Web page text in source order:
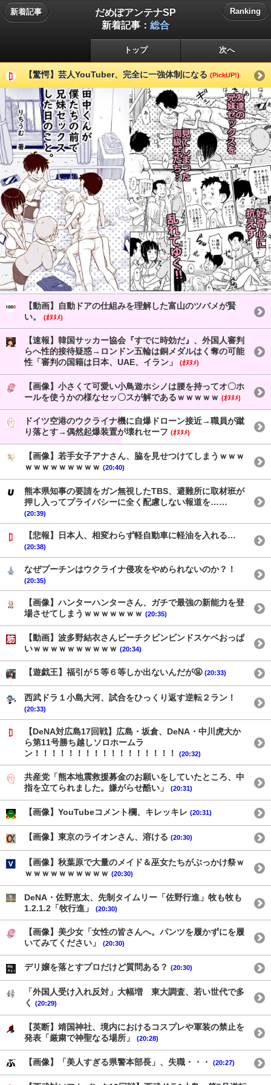
新着記事
だめぽアンテナSP
新着記事： 総合
Ranking
トップ 次へ
【驚愕】芸人YouTuber、完全に一強体制になる (PickUP!)
【動画】自動ドアの仕組みを理解した富山のツバメが賢
い。
(ｵﾇﾇﾒ)
【速報】韓国サッカー協会『すでに時効だ』、外国人審判
らへ性的接待疑惑→ロンドン五輪は銅メダルはく奪の可能
性「審判の国籍は日本、UAE、イラン」
(ｵﾇﾇﾒ)
【画像】小さくて可愛い小鳥遊ホシノは腰を持ってオ〇ホ
ールを使うかの様なセッ〇スが解であるｗｗｗｗｗ (ｵﾇﾇﾒ)
ドイツ空港のウクライナ機に自爆ドローン接近→職員が蹴
り落とす→偶然起爆装置が壊れセーフ (ｵﾇﾇﾒ)
【画像】若手女子アナさん、脇を見せつけてしまうｗｗｗ
ｗｗｗｗｗｗｗｗｗ (20:40)
熊本県知事の要請をガン無視したTBS、避難所に取材班が
押し入ってプライバシーに全く配慮しない報道を……
(20:39)
【悲報】日本人、相変わらず軽自動車に軽油を入れる…
(20:38)
なぜプーチンはウクライナ侵攻をやめられないのか？！
(20:35)
【画像】ハンターハンターさん、ガチで最強の新能力を登
場させてしまうｗｗｗｗｗｗｗ (20:35)
【動画】波多野結衣さんビーチクビンビンドスケベおっぱ
いｗｗｗｗｗｗｗｗｗｗ (20:34)
【遊戯王】福引が５等６等しか出ないんだが🤬 (20:33)
西武ドラ１小島大河、試合をひっくり返す逆転２ラン！
(20:33)
【DeNA対広島17回戦】広島・坂倉、DeNA・中川虎大か
ら第11号勝ち越しソロホームラ
ン！！！！！！！！！！！！！！！！！
(20:32)
共産党「熊本地震救援募金のお願いをしていたところ、中
指を立てられました。嫌がらせ酷い」
(20:31)
【画像】YouTubeコメント欄、キレッキレ (20:31)
【画像】東京のライオンさん、溶ける (20:30)
【画像】秋葉原で大量のメイド＆巫女たちがぶっかけ祭ｗ
ｗｗｗｗｗｗｗｗｗｗ (20:30)
DeNA・佐野恵太、先制タイムリー「佐野行進」牧も牧も
1.2.1.2「牧行進」
(20:30)
【画像】美少女「女性の皆さんへ。パンツを履かずにを履
いてみてください」
(20:30)
デリ嬢を落とすプロだけど質問ある？ (20:30)
「外国人受け入れ反対」大幅増 東大調査、若い世代で多
く
(20:29)
【英断】靖国神社、境内におけるコスプレや軍装の禁止を
発表「厳粛で神聖なる場所」
(20:28)
【画像】「美人すぎる県警本部長」、失職・・・ (20:27)